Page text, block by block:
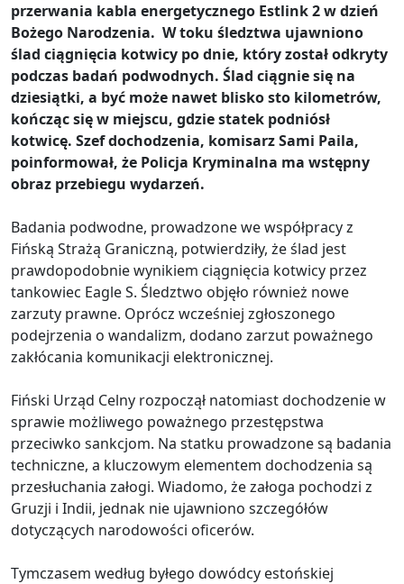
przerwania kabla energetycznego Estlink 2 w dzień
Bożego Narodzenia. W toku śledztwa ujawniono
ślad ciągnięcia kotwicy po dnie, który został odkryty
podczas badań podwodnych. Ślad ciągnie się na
dziesiątki, a być może nawet blisko sto kilometrów,
kończąc się w miejscu, gdzie statek podniósł
kotwicę. Szef dochodzenia, komisarz Sami Paila,
poinformował, że Policja Kryminalna ma wstępny
obraz przebiegu wydarzeń.
Badania podwodne, prowadzone we współpracy z
Fińską Strażą Graniczną, potwierdziły, że ślad jest
prawdopodobnie wynikiem ciągnięcia kotwicy przez
tankowiec Eagle S. Śledztwo objęło również nowe
zarzuty prawne. Oprócz wcześniej zgłoszonego
podejrzenia o wandalizm, dodano zarzut poważnego
zakłócania komunikacji elektronicznej.
Fiński Urząd Celny rozpoczął natomiast dochodzenie w
sprawie możliwego poważnego przestępstwa
przeciwko sankcjom. Na statku prowadzone są badania
techniczne, a kluczowym elementem dochodzenia są
przesłuchania załogi. Wiadomo, że załoga pochodzi z
Gruzji i Indii, jednak nie ujawniono szczegółów
dotyczących narodowości oficerów.
Tymczasem według byłego dowódcy estońskiej